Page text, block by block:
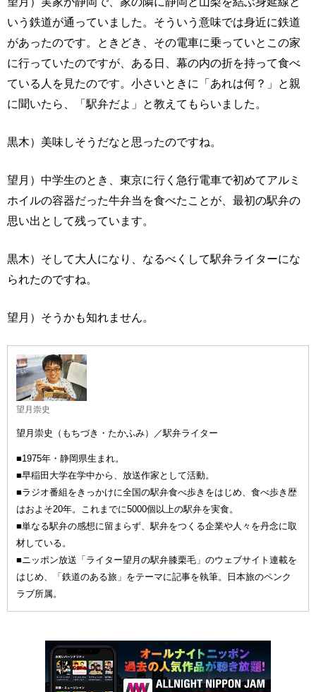
いう鉄道が通っていました。そういう意味では身近に鉄道
があったのです。ときどき、その電車に乗っていとこの家
に行っていたのですが、ある日、幕の内の折を持って食べ
ている人を見たのです。小さいときに「あれは何？」と親
に聞いたら、「駅弁だよ」と教えてもらいました。
黒木）美味しそうだなと思ったのですね。
望月）中学生のとき、東京に行く急行電車で初めてアルミ
ホイルの容器だった牛弁当を食べたことが、最初の駅弁の
思い出として残っています。
黒木）そして大人になり、なるべくして駅弁ライターにな
られたのですね。
望月）そうかも知れません。
望月崇史
望月崇史（もちづき・たかふみ）／駅弁ライター
■1975年・静岡県生まれ。
■早稲田大学在学中から、放送作家として活動。
■ラジオ番組をきっかけに全国の駅弁食べ歩きをはじめ、食べ歩き歴
はおよそ20年。これまでに5000個以上の駅弁を実食。
■単なる駅弁の感想に留まらず、駅弁をつくる企業や人々を丹念に取
材している。
■ニッポン放送「ライター望月の駅弁膝栗毛」のウェブサイト連載を
はじめ、「鉄道のある旅」をテーマに記事を執筆。日本旅のペンク
ラブ所属。